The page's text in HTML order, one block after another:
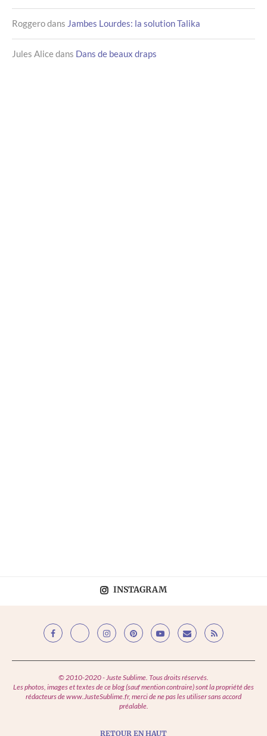
Roggerodans Jambes Lourdes: la solution Talika
Jules Alicedans Dans de beaux draps
INSTAGRAM
© 2010-2020 - Juste Sublime. Tous droits réservés.
Les photos, images et textes de ce blog (sauf mention contraire) sont la propriété des
rédacteurs de www.JusteSublime.fr, merci de ne pas les utiliser sans accord
préalable.
RETOUR EN HAUT